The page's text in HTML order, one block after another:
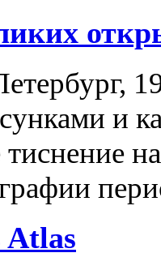
и
тиснение
Atlas